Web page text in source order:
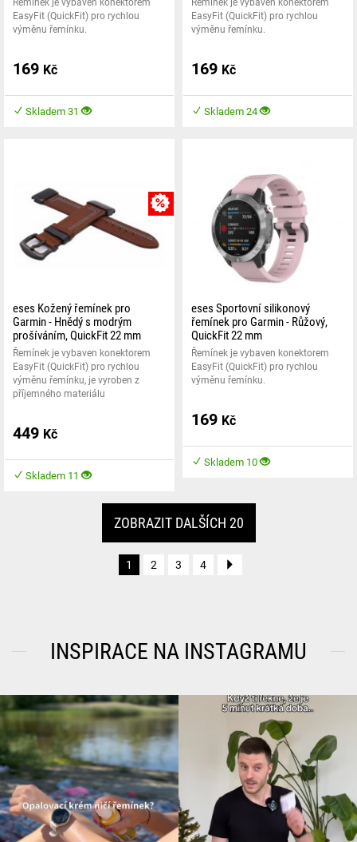
EasyFit (QuickFit) pro rychlou
výměnu řemínku.
169 Kč
Skladem 31
EasyFit (QuickFit) pro rychlou
výměnu řemínku.
169 Kč
Skladem 24
eses Kožený řemínek pro
Garmin - Hnědý s modrým
prošíváním, QuickFit 22 mm
Řemínek je vybaven konektorem
EasyFit (QuickFit) pro rychlou
výměnu řemínku, je vyroben z
příjemného materiálu
MNOŽSTEVNÍ SLEVA
449 Kč
Skladem 11
eses Sportovní silikonový
řemínek pro Garmin - Růžový,
QuickFit 22 mm
Řemínek je vybaven konektorem
EasyFit (QuickFit) pro rychlou
výměnu řemínku.
169 Kč
Skladem 10
ZOBRAZIT DALŠÍCH 20
1 2 3 4
INSPIRACE NA INSTAGRAMU